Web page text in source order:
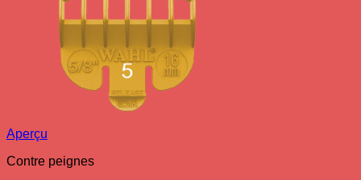
Aperçu
Contre peignes